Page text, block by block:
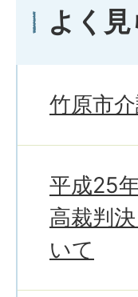
よく
竹原市
平成25
高裁判
いて